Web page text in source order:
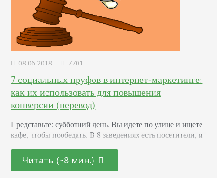
08.06.2018 7701
7 социальных пруфов в интернет-маркетинге:
как их использовать для повышения
конверсии (перевод)
Представьте: субботний день. Вы идете по улице и ищете
кафе, чтобы пообедать. В 8 заведениях есть посетители, и
посетителей, или где кто-то уже обедает? Большинство
людей пойдет туда, где уже есть клиенты. Это не просто
Читать (~8 мин.)